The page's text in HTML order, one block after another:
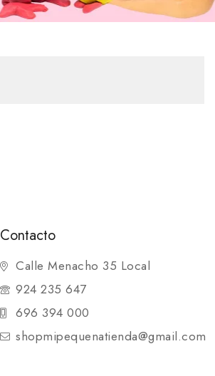
Contacto
Calle Menacho 35 Local
924 235 647
696 394 000
shopmipequenatienda@gmail.com